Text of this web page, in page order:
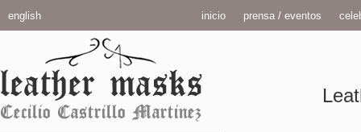
english inicio prensa / eventos